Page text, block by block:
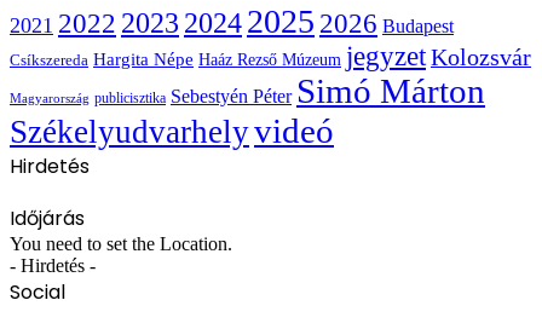
2021 2022 2023 20242025 2026 Budapest
Csíkszereda Hargita Népe Haáz Rezső Múzeum jegyzetKolozsvár
Magyarország publicisztika Sebestyén Péter Simó Márton
Székelyudvarhelyvideó
Hirdetés
Időjárás
You need to set the Location.
- Hirdetés -
Social